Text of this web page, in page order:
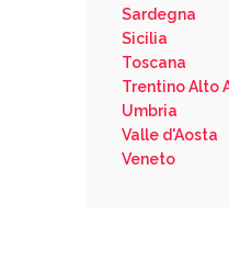
Sardegna
Sicilia
Toscana
Trentino Alto
Umbria
Valle d'Aosta
Veneto